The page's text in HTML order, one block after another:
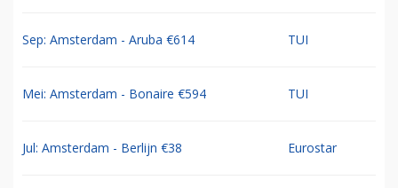
Sep: Amsterdam - Aruba €614 TUI
Mei: Amsterdam - Bonaire €594 TUI
Jul: Amsterdam - Berlijn €38 Eurostar